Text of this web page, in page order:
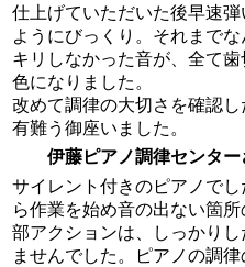
仕上げていただいた後早速
ようにびっくり。それまで
キリしなかった音が、全て
色になりました。
改めて調律の大切さを確認し
有難う御座いました。
伊藤ピアノ調律センタ
サイレント付きのピアノで
ら作業を始め音の出ない箇
部アクションは、しっかり
ませんでした。ピアノの調